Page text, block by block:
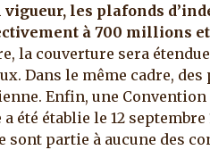
vigueur, les plafonds
à 700 millions
la couverture sera
Dans le même cadre,
Enfin, une
été établie le 12
sont partie à aucune des